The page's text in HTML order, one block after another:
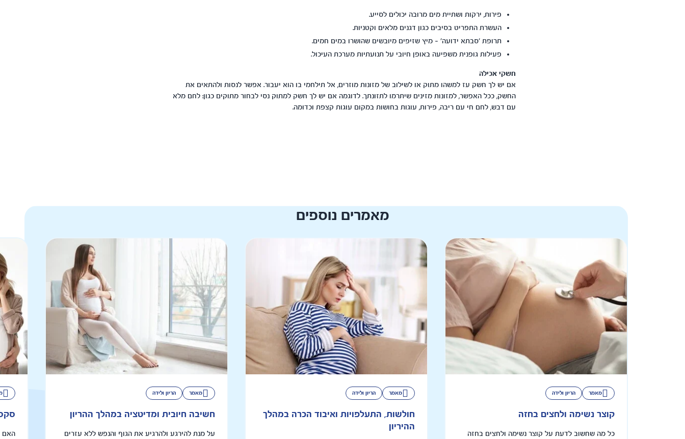
פירות, ירקות ושתיית מים מרובה יכולים לסייע.
העשרת התפריט בסיבים כגון דגנים מלאים וקטניות.
תרופת 'סבתא ידועה' – מיץ שזיפים מיובשים שהושרו במים חמים.
פעילות גופנית משפיעה באופן חיובי על תנועתיות מערכת העיכול.
חשקי אכילה
אם יש לך חשק עז למשהו מתוק או לשילוב של מזונות מוזרים, אל תילחמי בו הוא יעבור. אפשר לנסות ולהתאים את
החשק, ככל האפשר, למזונות מזינים שיתרמו לתזונתך. לדוגמה אם יש לך חשק למתוק נסי לבחור מתוקים כגון: לחם מלא
עם דבש, לחם חי עם ריבה, פירות, עוגות בחושות במקום עוגות קצפת וכדומה.
מאמרים נוספים
מאמר הריון ולידה
קוצר נשימה ולחצים בחזה
כל מה שחשוב לדעת על קוצר נשימה ולחצים בחזה
מאמר הריון ולידה
חולשות, התעלפויות ואיבוד הכרה במהלך
ההיריון
מאמר הריון ולידה
חשיבה חיובית ומדיטציה במהלך ההריון
על מנת להירגע ולהרגיע את הגוף והנפש ללא עזרים
האם